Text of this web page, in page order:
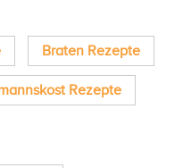
Braten Rezepte
Rezepte